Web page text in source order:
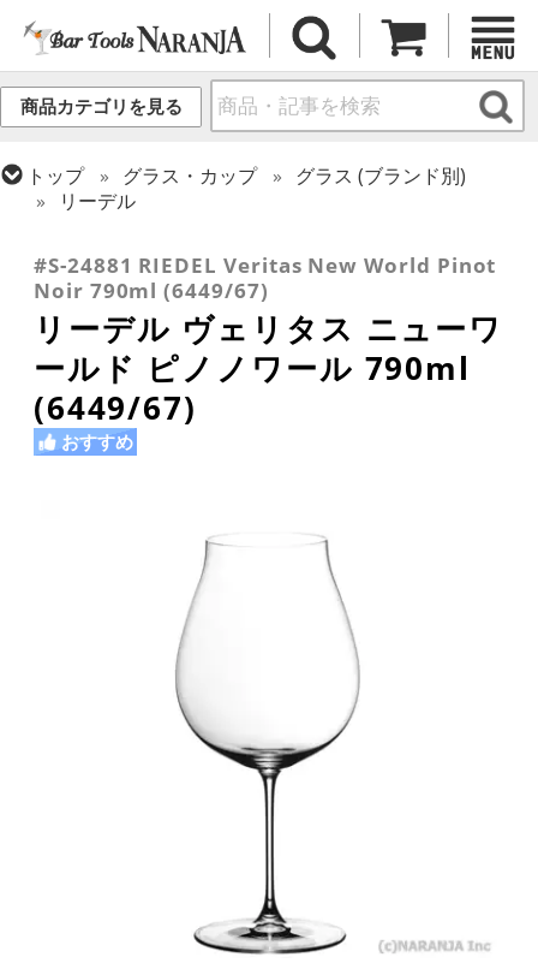
商品カテゴリを見る
トップ グラス・カップ
グラス (ブランド別)
リーデル
ワイングラス
#S-24881 RIEDEL Veritas New World Pinot
Noir 790ml (6449/67)
リーデル ヴェリタス ニューワ
ールド ピノノワール 790ml
(6449/67)
おすすめ